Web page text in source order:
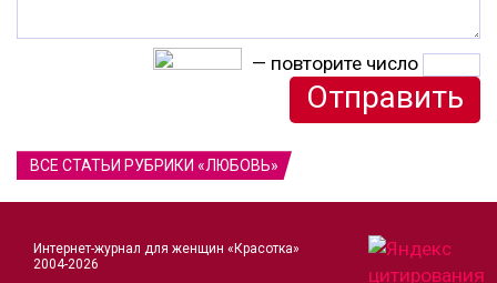
— повторите число
ВСЕ СТАТЬИ РУБРИКИ «ЛЮБОВЬ»
Интернет-журнал для женщин «Красотка»
2004-2026